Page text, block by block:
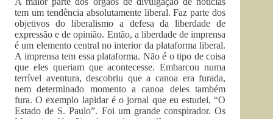
tem um tendência absolutamente liberal. Faz parte dos
objetivos do liberalismo a defesa da liberdade de
expressão e de opinião. Então, a liberdade de imprensa
é um elemento central no interior da plataforma liberal.
A imprensa tem essa plataforma. Não é o tipo de coisa
que eles queriam que acontecesse. Embarcou numa
terrível aventura, descobriu que a canoa era furada,
nem determinado momento a canoa deles também
fura. O exemplo lapidar é o jornal que eu estudei, “O
Estado de S. Paulo”. Foi um grande conspirador. Os